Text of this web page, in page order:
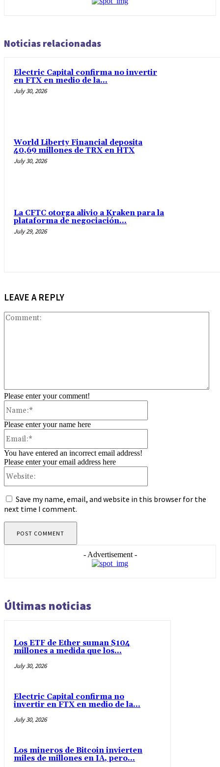
Noticias relacionadas
Electric Capital confirma no invertir
en FTX en medio de la...
July 30, 2026
World Liberty Financial deposita
40,69 millones de TRX en HTX
July 30, 2026
La CFTC otorga alivio a Kraken para la
plataforma de negociación...
July 29, 2026
LEAVE A REPLY
Please enter your comment!
Please enter your name here
You have entered an incorrect email address!
Please enter your email address here
Save my name, email, and website in this browser for the
next time I comment.
- Advertisement -
Últimas noticias
Los ETF de Ether suman $104
millones a medida que los...
July 30, 2026
Electric Capital confirma no
invertir en FTX en medio de la...
July 30, 2026
Los mineros de Bitcoin invierten
miles de millones en IA, pero...